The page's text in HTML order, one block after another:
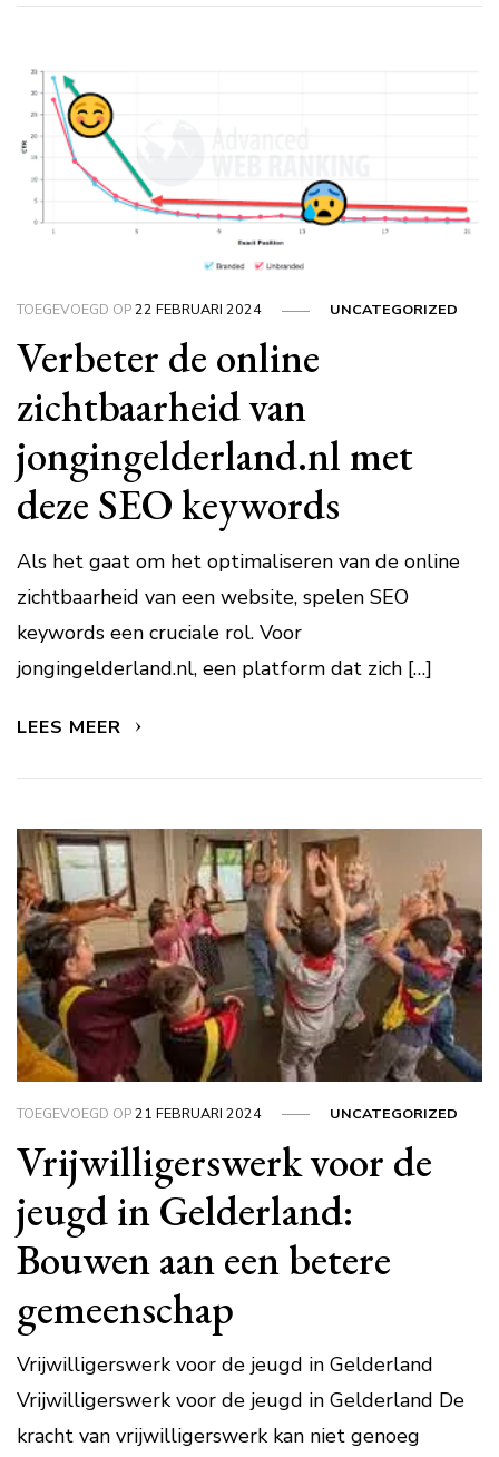
TOEGEVOEGD OP22 FEBRUARI 2024 UNCATEGORIZED
Verbeter de online
zichtbaarheid van
jongingelderland.nl met
deze SEO keywords
Als het gaat om het optimaliseren van de online
zichtbaarheid van een website, spelen SEO
keywords een cruciale rol. Voor
jongingelderland.nl, een platform dat zich […]
LEES MEER
TOEGEVOEGD OP21 FEBRUARI 2024 UNCATEGORIZED
Vrijwilligerswerk voor de
jeugd in Gelderland:
Bouwen aan een betere
gemeenschap
Vrijwilligerswerk voor de jeugd in Gelderland
Vrijwilligerswerk voor de jeugd in Gelderland De
kracht van vrijwilligerswerk kan niet genoeg